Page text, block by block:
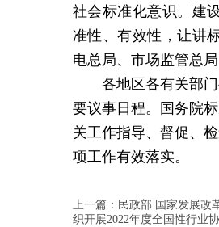
社会标准化意识。建
准性、有效性，让讲
电总局、市场监管总
各地区各有关部
要议事日程。国务院
关工作指导、督促、
项工作有效落实。
上一篇：民政部 国家发展改
织开展2022年度全国性行业